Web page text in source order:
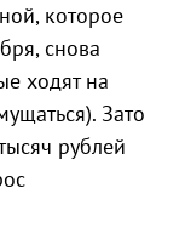
которое
снова
ходят на
Зато
рублей